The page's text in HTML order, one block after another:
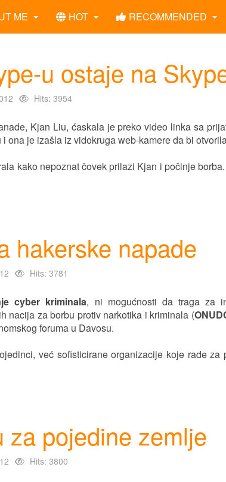
ME HOT RECOMMENDED
u ostaje na
Hits: 3954
Kjan Liu, ćaskala je preko video linka sa
ona je izašla iz vidokruga web-kamere da bi
kako nepoznat čovek prilazi Kjan i počinje
hakerske napade
Hits: 3781
cyber kriminala, ni mogućnosti da traga za
nacija za borbu protiv narkotika i kriminala (
foruma u Davosu.
već sofisticirane organizacije koje rade za
za pojedine zemlje
Hits: 3800